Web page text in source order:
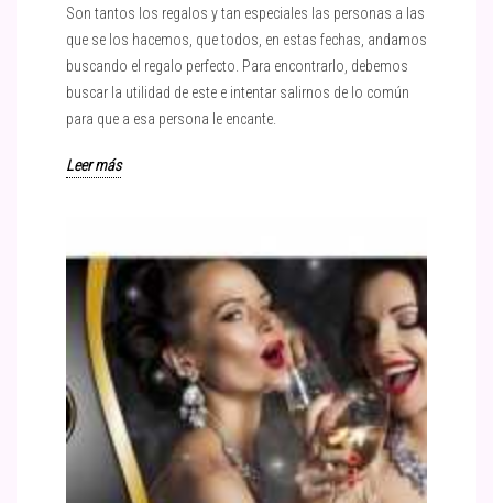
Son tantos los regalos y tan especiales las personas a las
que se los hacemos, que todos, en estas fechas, andamos
buscando el regalo perfecto. Para encontrarlo, debemos
buscar la utilidad de este e intentar salirnos de lo común
para que a esa persona le encante.
Leer más